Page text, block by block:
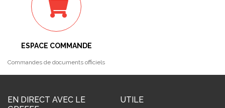
ESPACE COMMANDE
Commandes de documents officiels
EN DIRECT AVEC LE
UTILE